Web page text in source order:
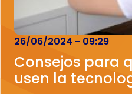
26/06/2024 - 09:29
Consejos para
usen la